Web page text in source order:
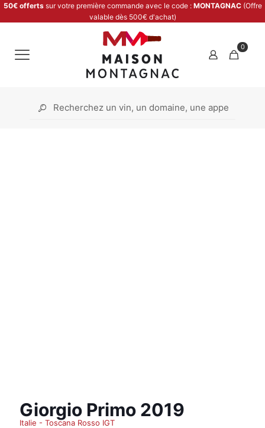
50€ offertssur votre première commande avec le code : MONTAGNAC (Offre
valable dès 500€ d'achat)
0
Giorgio Primo 2019
Italie - Toscana Rosso IGT